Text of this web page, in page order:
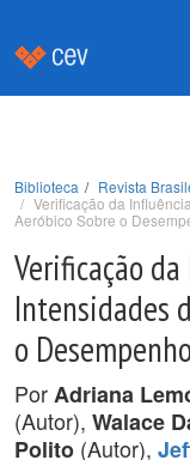
Biblioteca
Revista
Verificação da
Aeróbico Sobre o
Verificação
Intensidades
o
PorAdriana
(Autor), Walace
Polito (Autor),